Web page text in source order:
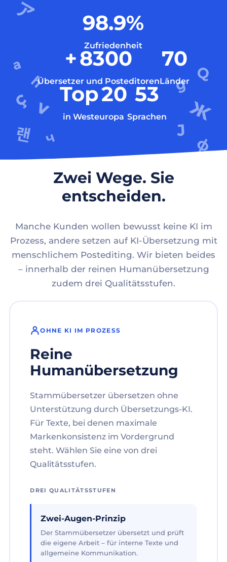
98.9%
Zufriedenheit
+8300
Übersetzer und Posteditoren
70
Länder
Top20
in Westeuropa
53
Sprachen
Zwei Wege. Sie
entscheiden.
Manche Kunden wollen bewusst keine KI im
Prozess, andere setzen auf KI-Übersetzung mit
menschlichem Postediting. Wir bieten beides
– innerhalb der reinen Humanübersetzung
zudem drei Qualitätsstufen.
OHNE KI IM PROZESS
Reine
Humanübersetzung
Stammübersetzer übersetzen ohne
Unterstützung durch Übersetzungs-KI.
Für Texte, bei denen maximale
Markenkonsistenz im Vordergrund
steht. Wählen Sie eine von drei
Qualitätsstufen.
DREI QUALITÄTSSTUFEN
Zwei-Augen-Prinzip
Der Stammübersetzer übersetzt und prüft
die eigene Arbeit – für interne Texte und
allgemeine Kommunikation.